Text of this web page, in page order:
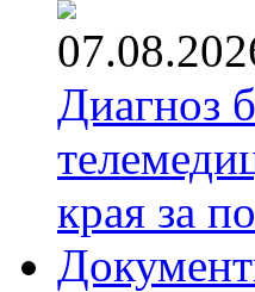
Диагноз
края за